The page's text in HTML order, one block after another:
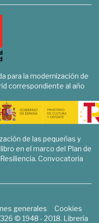
para la modernización de
correspondiente al año
de las pequeñas y
en el marco del Plan de
Convocatoria
generales
Cookies
© 1948 - 2018. Librería